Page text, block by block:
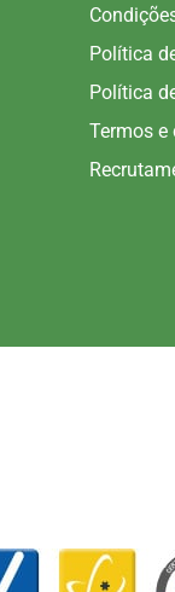
Política
Política
Termos